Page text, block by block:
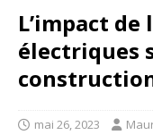
L’impact
électriques
mai 26, 2023